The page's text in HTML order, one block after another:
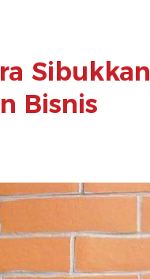
Sibukkan
Bisnis